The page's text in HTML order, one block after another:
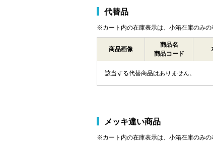
代替品
※カート内の在庫表示は、小箱在庫のみ
商品画像
商品名
商品コード
該当する代替商品はありません。
メッキ違い商品
※カート内の在庫表示は、小箱在庫のみ